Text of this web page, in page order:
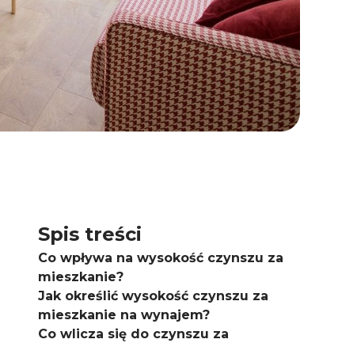
Spis treści
Co wpływa na wysokość czynszu za
mieszkanie?
Jak określić wysokość czynszu za
mieszkanie na wynajem?
Co wlicza się do czynszu za